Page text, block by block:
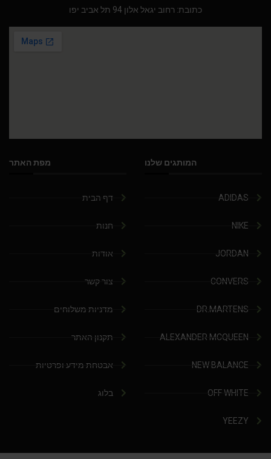
כתובת: רחוב יגאל אלון 94 תל אביב יפו
המותגים שלנו
ADIDAS
NIKE
JORDAN
CONVERS
DR.MARTENS
ALEXANDER MCQUEEN
NEW BALANCE
OFF WHITE
YEEZY
מפת האתר
דף הבית
חנות
אודות
צור קשר
מדניות משלוחים
תקנון האתר
אבטחת מידע ופרטיות
בלוג